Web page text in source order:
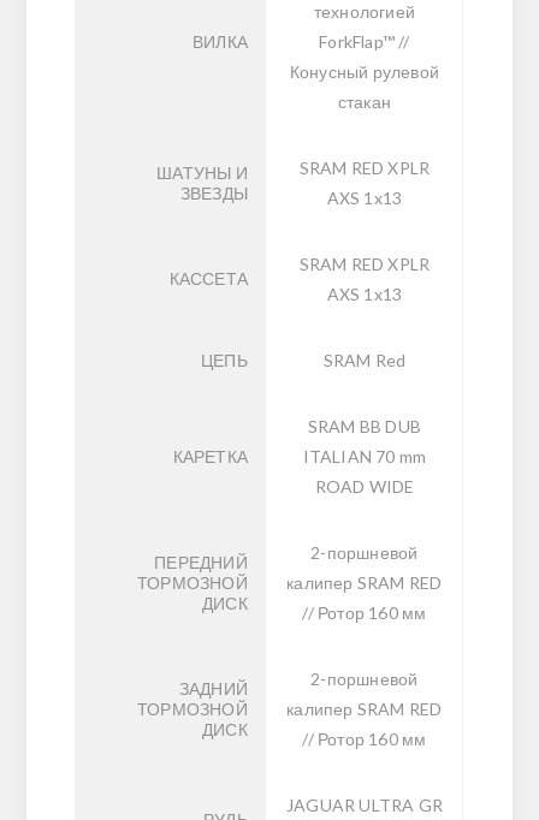
ВИЛКА
технологией
ForkFlap™ //
Конусный рулевой
стакан
ШАТУНЫ И
ЗВЕЗДЫ
SRAM RED XPLR
AXS 1x13
КАССЕТА
SRAM RED XPLR
AXS 1x13
ЦЕПЬ SRAM Red
КАРЕТКА
SRAM BB DUB
ITALIAN 70 mm
ROAD WIDE
ПЕРЕДНИЙ
ТОРМОЗНОЙ
ДИСК
2-поршневой
калипер SRAM RED
// Ротор 160 мм
ЗАДНИЙ
ТОРМОЗНОЙ
ДИСК
2-поршневой
калипер SRAM RED
// Ротор 160 мм
JAGUAR ULTRA GR